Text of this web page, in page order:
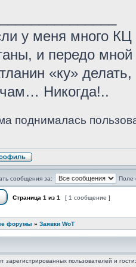
у меня много
и передо мной
«ку»
Никогда!..
поднималась
сообщения за: Поле
Страница 1 из 1 [ 1 сообщение ]
форумы » Заявки WoT
пользователей и